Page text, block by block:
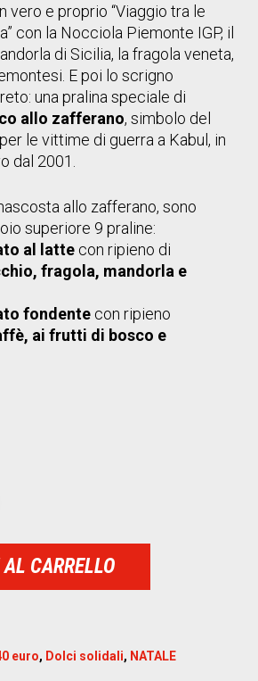
vero e proprio “Viaggio tra le
con la Nocciola Piemonte IGP, il
di Sicilia, la fragola veneta,
E poi lo scrigno
una pralina speciale di
allo zafferano, simbolo del
le vittime di guerra a Kabul, in
dal 2001.
allo zafferano, sono
superiore 9 praline:
al lattecon ripieno di
fragola, mandorla e
fondentecon ripieno
ai frutti di bosco e
CARRELLO
euro, Dolci solidali, NATALE